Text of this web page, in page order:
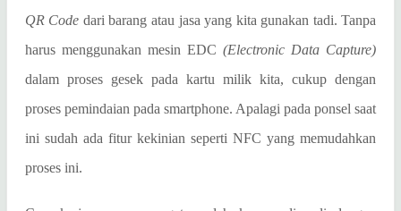
QR Code dari barang atau jasa yang kita gunakan tadi. Tanpa
harus menggunakan mesin EDC(Electronic Data Capture)
dalam proses gesek pada kartu milik kita, cukup dengan
proses pemindaian pada smartphone. Apalagi pada ponsel saat
ini sudah ada fitur kekinian seperti NFC yang memudahkan
proses ini.